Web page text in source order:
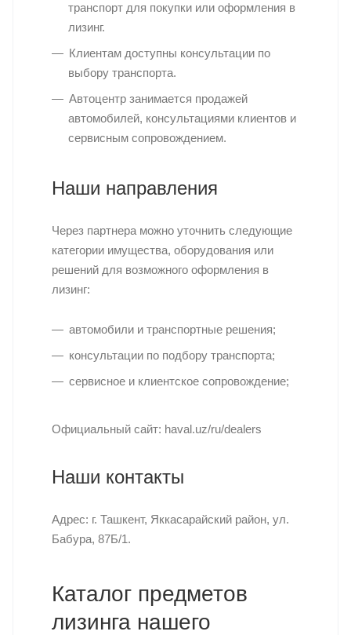
транспорт для покупки или оформления в
лизинг.
Клиентам доступны консультации по
выбору транспорта.
Автоцентр занимается продажей
автомобилей, консультациями клиентов и
сервисным сопровождением.
Наши направления
Через партнера можно уточнить следующие
категории имущества, оборудования или
решений для возможного оформления в
лизинг:
автомобили и транспортные решения;
консультации по подбору транспорта;
сервисное и клиентское сопровождение;
Официальный сайт: haval.uz/ru/dealers
Наши контакты
Адрес: г. Ташкент, Яккасарайский район, ул.
Бабура, 87Б/1.
Каталог предметов
лизинга нашего